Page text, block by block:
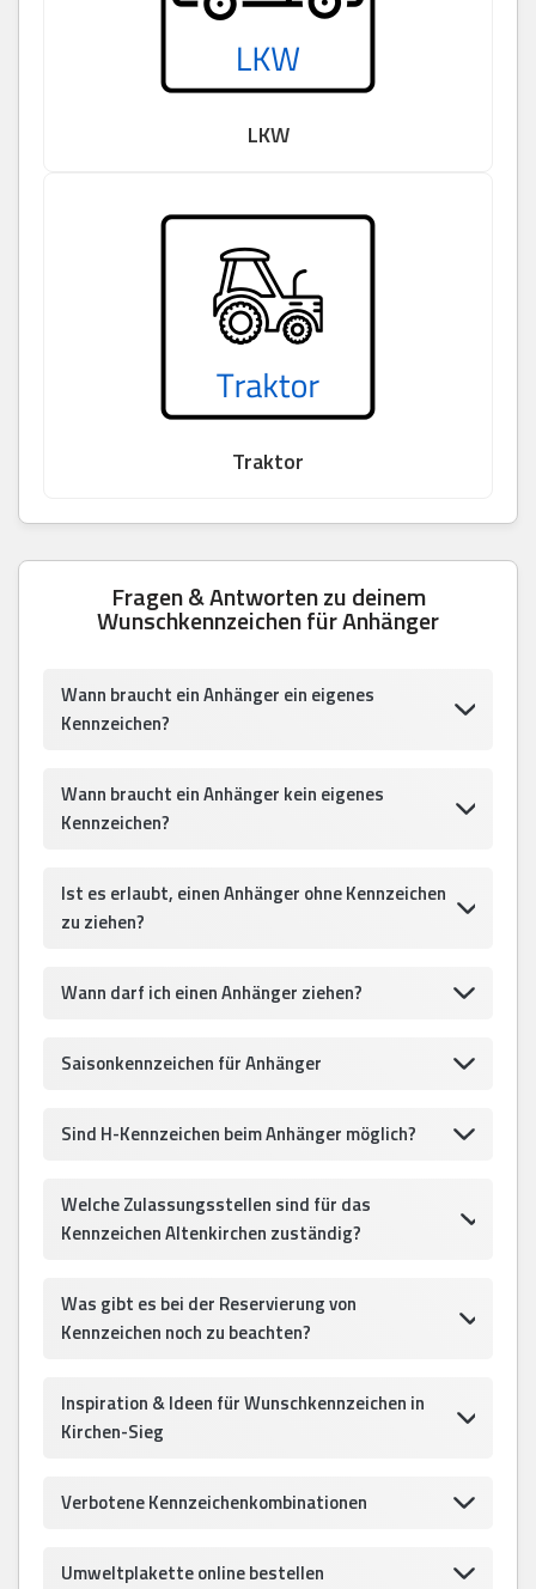
LKW
Traktor
Fragen & Antworten zu deinem
Wunschkennzeichen für Anhänger
Wann braucht ein Anhänger ein eigenes
Kennzeichen?
Wann braucht ein Anhänger kein eigenes
Kennzeichen?
Ist es erlaubt, einen Anhänger ohne Kennzeichen
zu ziehen?
Wann darf ich einen Anhänger ziehen?
Saisonkennzeichen für Anhänger
Sind H-Kennzeichen beim Anhänger möglich?
Welche Zulassungsstellen sind für das
Kennzeichen Altenkirchen zuständig?
Was gibt es bei der Reservierung von
Kennzeichen noch zu beachten?
Inspiration & Ideen für Wunschkennzeichen in
Kirchen-Sieg
Verbotene Kennzeichenkombinationen
Umweltplakette online bestellen